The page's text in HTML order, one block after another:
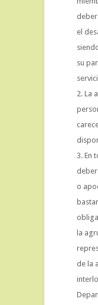
el
su
La
En
o
la
de la